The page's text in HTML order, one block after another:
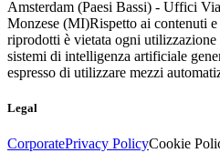
Amsterdam (Paesi Bassi) - Uffici
Monzese (MI)Rispetto ai contenuti
riprodotti è vietata ogni utilizzazione
sistemi di intelligenza artificiale
espresso di utilizzare mezzi
Legal
CorporatePrivacy PolicyCookie